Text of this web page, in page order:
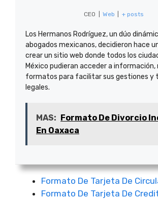
CEO Web + posts
Los Hermanos Rodríguez, un dúo
abogados mexicanos, decidieron hace
crear un sitio web donde todos los
México pudieran acceder a información,
formatos para facilitar sus gestiones y
legales.
MAS: Formato De Divorcio
En Oaxaca
Formato De Tarjeta De
Formato De Tarjeta De